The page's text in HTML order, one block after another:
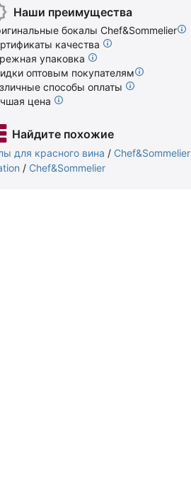
Наши преимущества
бокалы Chef&Sommelier
качества
упаковка
оптовым покупателям
способы оплаты
цена
Найдите похожие
для красного вина / Chef&Sommelier
/ Chef&Sommelier